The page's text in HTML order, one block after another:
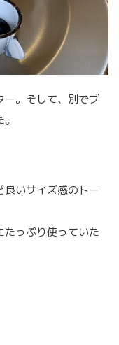
ー。そして、別でブ
いサイズ感のトー
たっぷり使っていた